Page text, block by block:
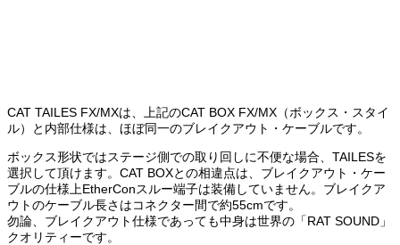
CAT TAILES FX/MXは、上記のCAT BOX FX/MX（ボックス・スタイ
ル）と内部仕様は、ほぼ同一のブレイクアウト・ケーブルです。
ボックス形状ではステージ側での取り回しに不便な場合、TAILESを
選択して頂けます。CAT BOXとの相違点は、ブレイクアウト・ケー
ブルの仕様上EtherConスルー端子は装備していません。ブレイクア
ウトのケーブル長さはコネクター間で約55cmです。
勿論、ブレイクアウト仕様であっても中身は世界の「RAT SOUND」
クオリティーです。